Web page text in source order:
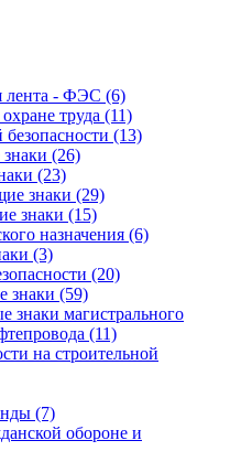
лента - ФЭС (6)
труда (11)
(13)
(26)
(23)
знаки (29)
знаки (15)
назначения (6)
(3)
(20)
знаки (59)
знаки магистрального
(11)
на строительной
(7)
обороне и